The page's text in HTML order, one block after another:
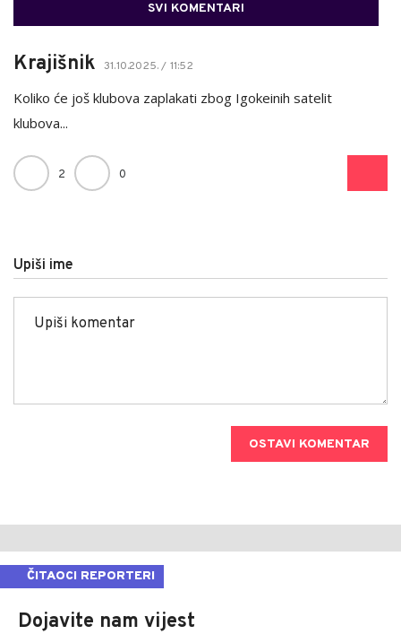
SVI KOMENTARI
Krajišnik 31.10.2025. / 11:52
Koliko će još klubova zaplakati zbog Igokeinih satelit
klubova...
2 0
Upiši ime
OSTAVI KOMENTAR
ČITAOCI REPORTERI
Dojavite nam vijest